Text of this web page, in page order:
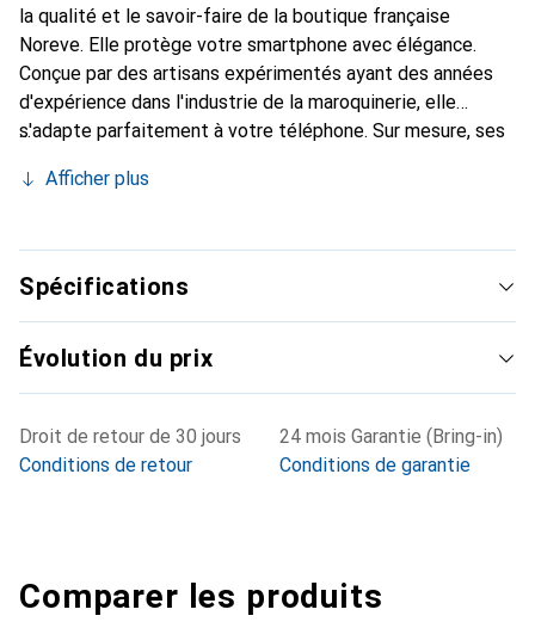
la qualité et le savoir-faire de la boutique française
Noreve. Elle protège votre smartphone avec élégance.
Conçue par des artisans expérimentés ayant des années
d'expérience dans l'industrie de la maroquinerie, elle
s'adapte parfaitement à votre téléphone. Sur mesure, ses
peau. Elle devient l'accessoire chic et indispensable pour
internationalement pour ses produits de haute qualité et
constitue un choix fiable pour une clientèle exigeante.
Afficher plus
Spécifications
Évolution du prix
Droit de retour de 30 jours
Conditions de retour
24 mois Garantie (Bring-in)
Conditions de garantie
Comparer les produits